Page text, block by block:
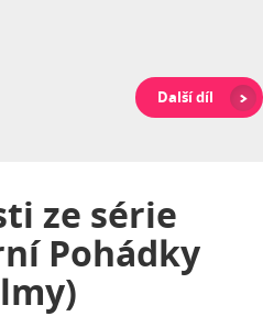
Další díl
ze série
Pohádky